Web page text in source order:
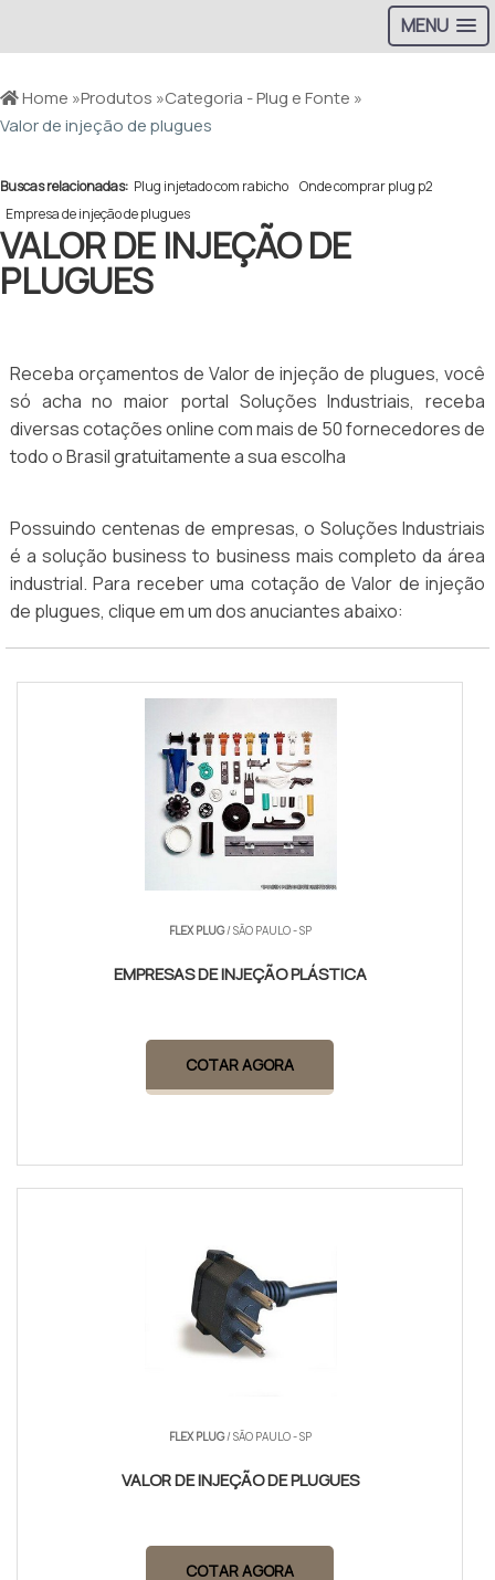
MENU
Home »Produtos »Categoria - Plug e Fonte »
Valor de injeção de plugues
Buscas relacionadas: Plug injetado com rabicho Onde comprar plug p2
Empresa de injeção de plugues
VALOR DE INJEÇÃO DE
PLUGUES
Receba orçamentos de Valor de injeção de plugues, você
só acha no maior portal Soluções Industriais, receba
diversas cotações online com mais de 50 fornecedores de
todo o Brasil gratuitamente a sua escolha
Possuindo centenas de empresas, o Soluções Industriais
é a solução business to business mais completo da área
industrial. Para receber uma cotação de Valor de injeção
de plugues, clique em um dos anuciantes abaixo:
FLEX PLUG/ SÃO PAULO - SP
EMPRESAS DE INJEÇÃO PLÁSTICA
COTAR AGORA
FLEX PLUG/ SÃO PAULO - SP
VALOR DE INJEÇÃO DE PLUGUES
COTAR AGORA